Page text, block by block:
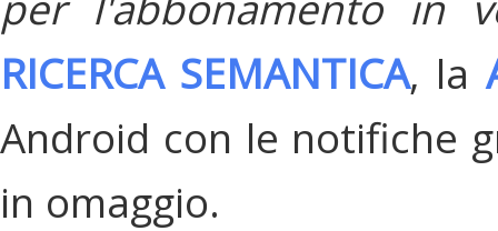
RICERCA SEMANTICA, la
Android con le notifiche
in omaggio.